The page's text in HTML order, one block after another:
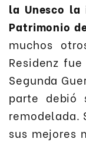
la Unesco
Patrimonio
muchos
Residenz
Segunda
parte debió
remodelada.
sus mejores